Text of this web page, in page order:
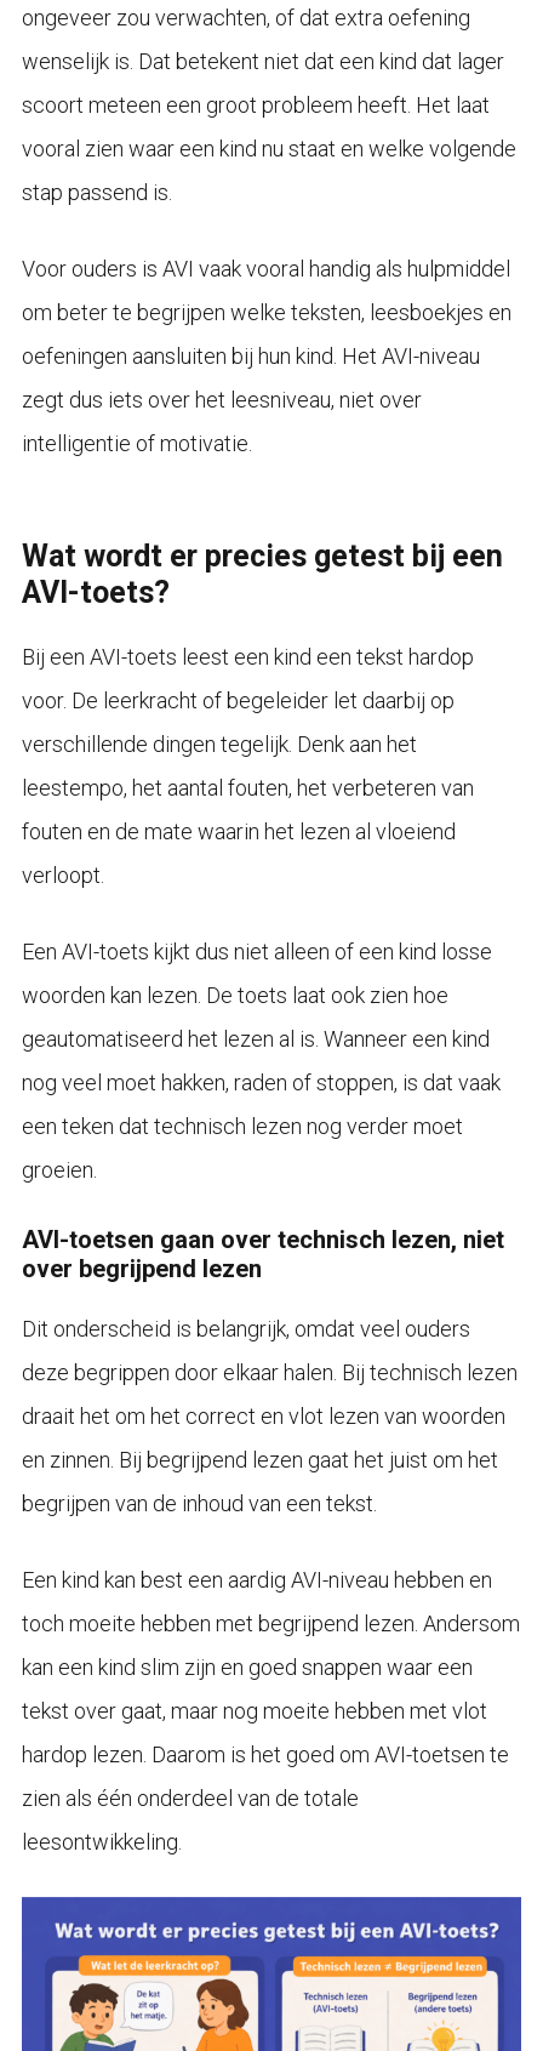
ongeveer zou verwachten, of dat extra oefening
wenselijk is. Dat betekent niet dat een kind dat lager
scoort meteen een groot probleem heeft. Het laat
vooral zien waar een kind nu staat en welke volgende
stap passend is.
Voor ouders is AVI vaak vooral handig als hulpmiddel
om beter te begrijpen welke teksten, leesboekjes en
oefeningen aansluiten bij hun kind. Het AVI-niveau
zegt dus iets over het leesniveau, niet over
intelligentie of motivatie.
Wat wordt er precies getest bij een
AVI-toets?
Bij een AVI-toets leest een kind een tekst hardop
voor. De leerkracht of begeleider let daarbij op
verschillende dingen tegelijk. Denk aan het
leestempo, het aantal fouten, het verbeteren van
fouten en de mate waarin het lezen al vloeiend
verloopt.
Een AVI-toets kijkt dus niet alleen of een kind losse
woorden kan lezen. De toets laat ook zien hoe
geautomatiseerd het lezen al is. Wanneer een kind
nog veel moet hakken, raden of stoppen, is dat vaak
een teken dat technisch lezen nog verder moet
groeien.
AVI-toetsen gaan over technisch lezen, niet
over begrijpend lezen
Dit onderscheid is belangrijk, omdat veel ouders
deze begrippen door elkaar halen. Bij technisch lezen
draait het om het correct en vlot lezen van woorden
en zinnen. Bij begrijpend lezen gaat het juist om het
begrijpen van de inhoud van een tekst.
Een kind kan best een aardig AVI-niveau hebben en
toch moeite hebben met begrijpend lezen. Andersom
kan een kind slim zijn en goed snappen waar een
tekst over gaat, maar nog moeite hebben met vlot
hardop lezen. Daarom is het goed om AVI-toetsen te
zien als één onderdeel van de totale
leesontwikkeling.